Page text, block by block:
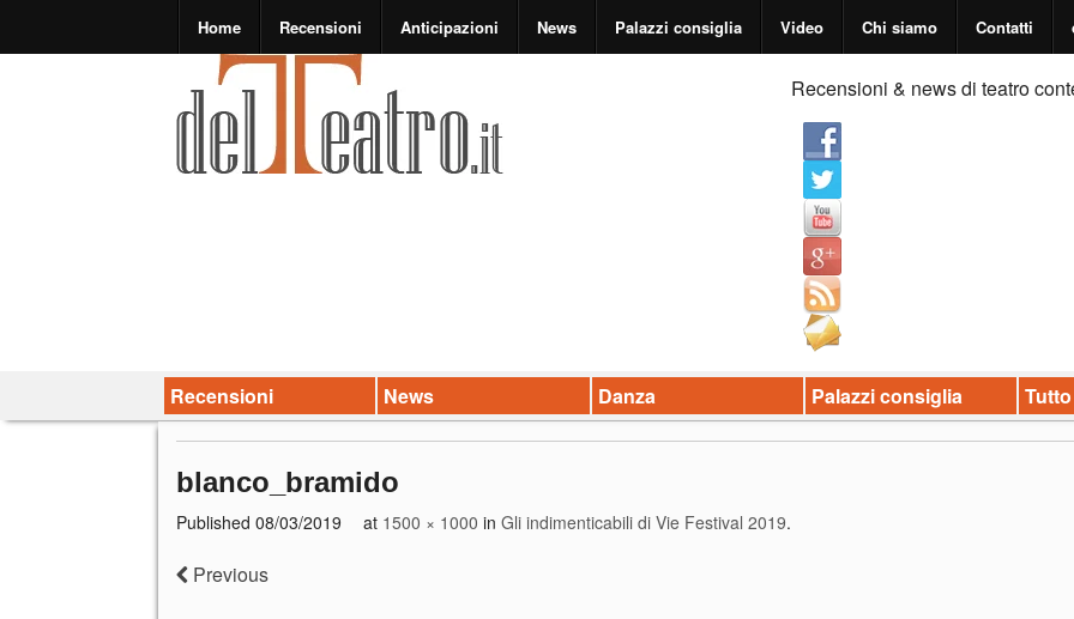
Home Recensioni Anticipazioni News Palazzi consiglia Video Chi siamo Contatti
Recensioni & news di teatro
Recensioni News Danza Palazzi consiglia
blanco_bramido
Published 08/03/2019 at 1500 × 1000 in Gli indimenticabili di Vie Festival 2019.
Previous